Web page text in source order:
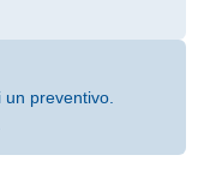
preventivo.